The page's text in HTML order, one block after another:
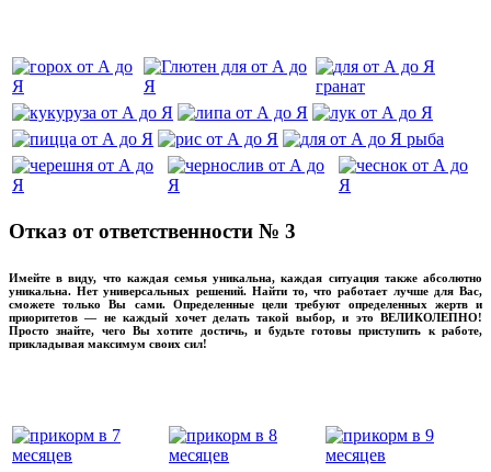
Отказ от ответственности № 3
Имейте в виду, что каждая семья уникальна, каждая ситуация также абсолютно
уникальна. Нет универсальных решений. Найти то, что работает лучше для Вас,
сможете только Вы сами. Определенные цели требуют определенных жертв и
приоритетов — не каждый хочет делать такой выбор, и это ВЕЛИКОЛЕПНО!
Просто знайте, чего Вы хотите достичь, и будьте готовы приступить к работе,
прикладывая максимум своих сил!